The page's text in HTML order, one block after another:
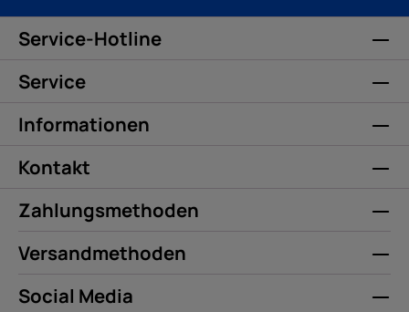
Service-Hotline
Service
Informationen
Kontakt
Zahlungsmethoden
Versandmethoden
Social Media